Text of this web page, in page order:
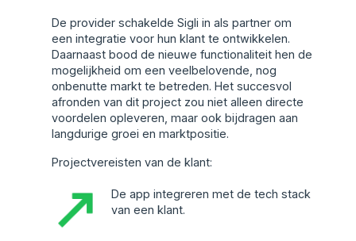
De provider schakelde Sigli in als partner om
een integratie voor hun klant te ontwikkelen.
Daarnaast bood de nieuwe functionaliteit hen de
mogelijkheid om een veelbelovende, nog
onbenutte markt te betreden. Het succesvol
afronden van dit project zou niet alleen directe
voordelen opleveren, maar ook bijdragen aan
langdurige groei en marktpositie.
Projectvereisten van de klant:
De app integreren met de tech stack
van een klant.